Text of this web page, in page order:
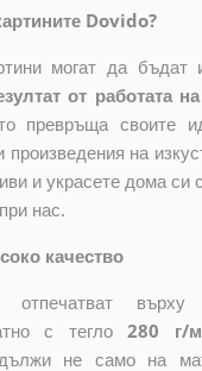
Dovido?
могат да
от работата
превръща своите
произведения на
и украсете дома си
нас.
качество
върху
с тегло280 г/м
дължи не само на